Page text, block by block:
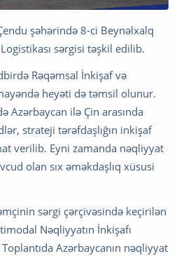
şəhərində 8-ci Beynəlxalq
sərgisi təşkil edilib.
Rəqəmsal İnkişaf və
heyəti də təmsil olunur.
Azərbaycan ilə Çin arasında
strateji tərəfdaşlığın inkişaf
verilib. Eyni zamanda nəqliyyat
olan sıx əməkdaşlıq xüsusi
sərgi çərçivəsində keçirilən
Nəqliyyatın İnkişafı
Azərbaycanın nəqliyyat